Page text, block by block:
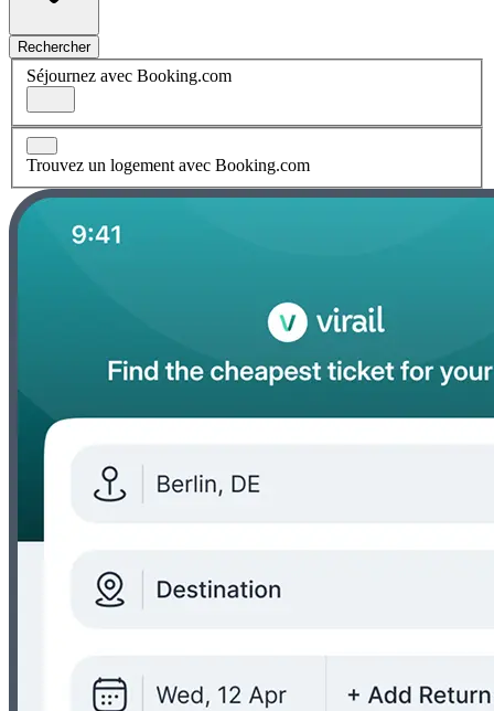
Rechercher
Séjournez avec Booking.com
Trouvez un logement avec Booking.com